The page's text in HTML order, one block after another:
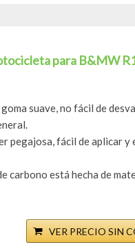
para B&MW
suave, no fácil de
pegajosa, fácil de aplicar y
carbono está hecha de
VER PRECIO SIN